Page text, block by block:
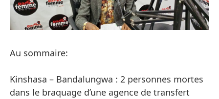
Au sommaire:
Kinshasa – Bandalungwa : 2 personnes mortes
dans le braquage d’une agence de transfert